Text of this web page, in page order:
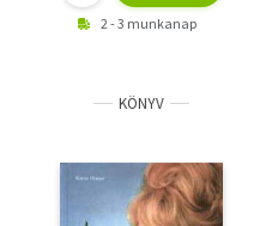
2 - 3 munkanap
KÖNYV